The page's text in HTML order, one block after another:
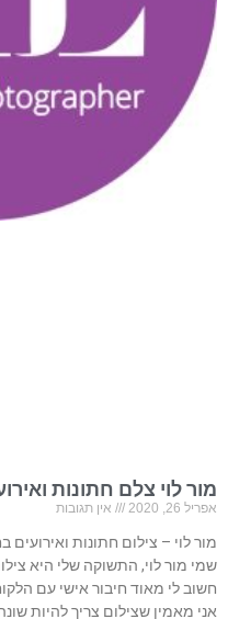
מור לוי צלם חתונות
אפריל 26, 2020 אין תגובות
מור לוי – צילום חתונות ואירועים
שמי מור לוי, התשוקה שלי היא
חשוב לי מאוד חיבור אישי עם